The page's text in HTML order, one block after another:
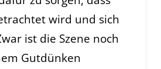
wird und sich
ist die Szene noch
Gutdünken